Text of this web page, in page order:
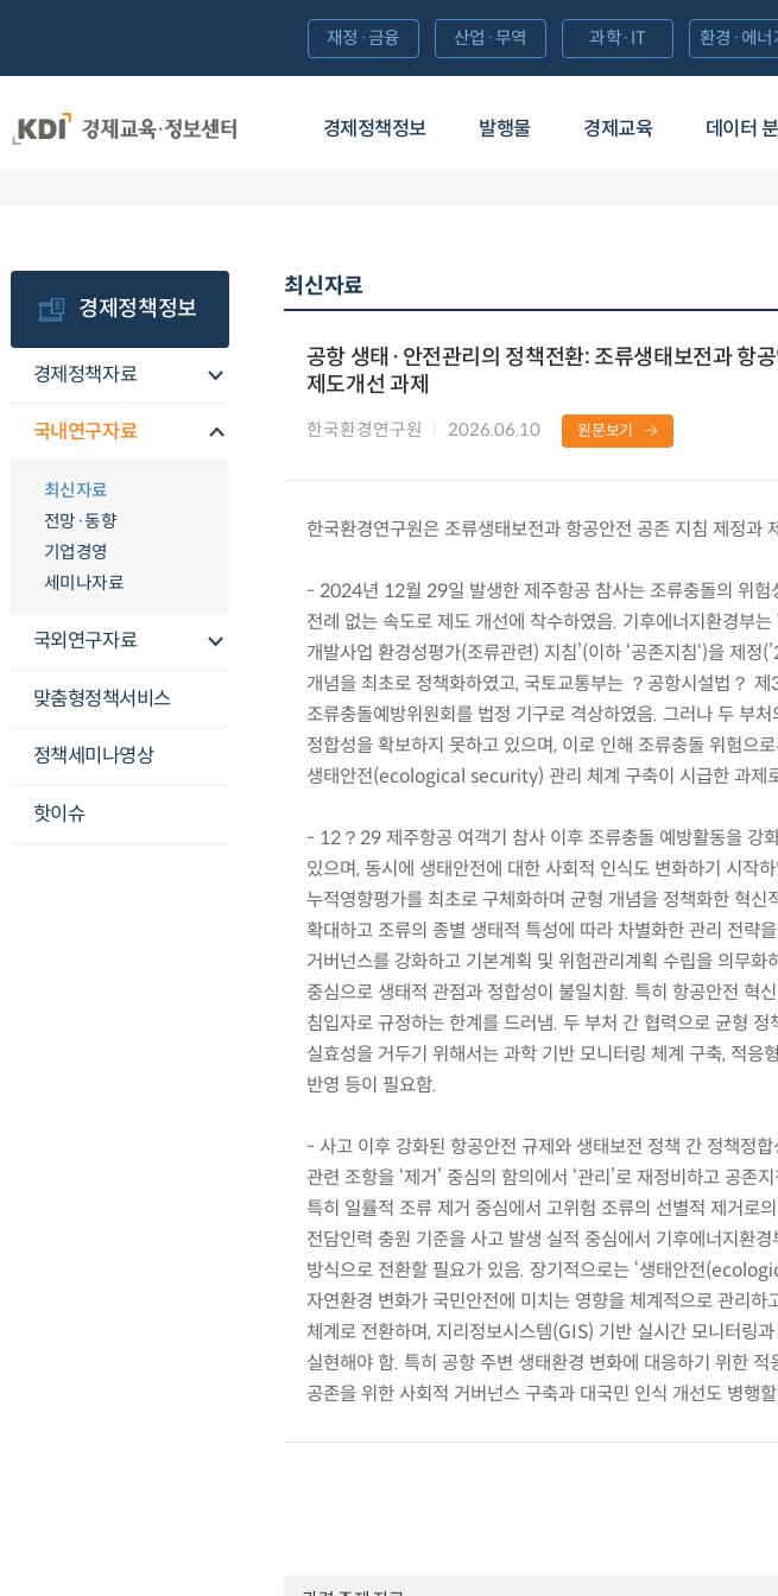
경제정책정보 발행물 경제교육 데이터
재정·금융 산업·무역 과학·IT 환경·에너
경제정책정보
경제정책자료
국내연구자료
최신자료
전망·동향
기업경영
세미나자료
국외연구자료
맞춤형정책서비스
정책세미나영상
핫이슈
최신자료
공항 생태·안전관리의 정책전환: 조류생태보전과 항
제도개선 과제
한국환경연구원 2026.06.10 원문보기
한국환경연구원은 조류생태보전과 항공안전 공존 지침 제정과
- 2024년 12월 29일 발생한 제주항공 참사는 조류충돌의 위험
전례 없는 속도로 제도 개선에 착수하였음. 기후에너지환경부
개발사업 환경성평가(조류관련) 지침’(이하 ‘공존지침‘)을 제
개념을 최초로 정책화하였고, 국토교통부는 ？공항시설법？
조류충돌예방위원회를 법정 기구로 격상하였음. 그러나 두 부
정합성을 확보하지 못하고 있으며, 이로 인해 조류충돌 위험으
생태안전(ecological security) 관리 체계 구축이 시급한 과제
- 12？29 제주항공 여객기 참사 이후 조류충돌 예방활동을 강
있으며, 동시에 생태안전에 대한 사회적 인식도 변화하기 시작
누적영향평가를 최초로 구체화하며 균형 개념을 정책화한 혁
확대하고 조류의 종별 생태적 특성에 따라 차별화한 관리 전략
거버넌스를 강화하고 기본계획 및 위험관리계획 수립을 의무화
중심으로 생태적 관점과 정합성이 불일치함. 특히 항공안전 혁
침입자로 규정하는 한계를 드러냄. 두 부처 간 협력으로 균형
실효성을 거두기 위해서는 과학 기반 모니터링 체계 구축, 적응
반영 등이 필요함.
- 사고 이후 강화된 항공안전 규제와 생태보전 정책 간 정책정
관련 조항을 ‘제거’ 중심의 함의에서 ‘관리’로 재정비하고 공존
특히 일률적 조류 제거 중심에서 고위험 조류의 선별적 제거로
전담인력 충원 기준을 사고 발생 실적 중심에서 기후에너지환
방식으로 전환할 필요가 있음. 장기적으로는 ‘생태안전
자연환경 변화가 국민안전에 미치는 영향을 체계적으로 관리하
체계로 전환하며, 지리정보시스템(GIS) 기반 실시간 모니터링
실현해야 함. 특히 공항 주변 생태환경 변화에 대응하기 위한
공존을 위한 사회적 거버넌스 구축과 대국민 인식 개선도 병행